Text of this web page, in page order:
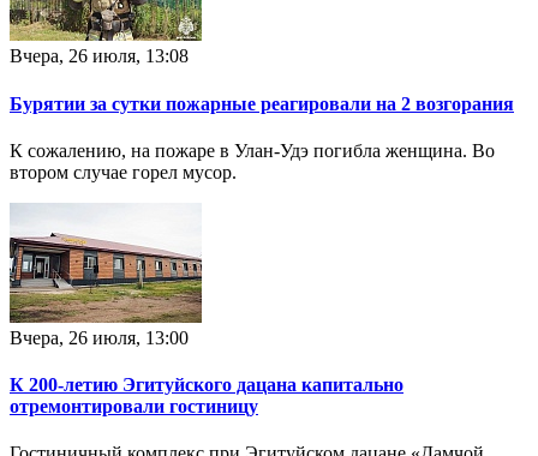
Вчера, 26 июля, 13:08
Бурятии за сутки пожарные реагировали на 2 возгорания
К сожалению, на пожаре в Улан-Удэ погибла женщина. Во
втором случае горел мусор.
Вчера, 26 июля, 13:00
К 200-летию Эгитуйского дацана капитально
отремонтировали гостиницу